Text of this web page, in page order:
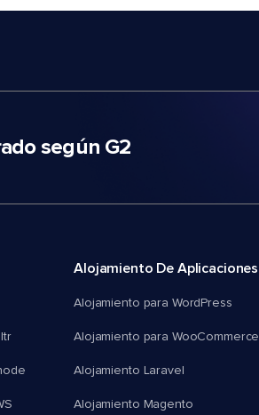
según G2
Alojamiento De Aplicaciones
Alojamiento para WordPress
Alojamiento para WooCommerce
Alojamiento Laravel
Alojamiento Magento